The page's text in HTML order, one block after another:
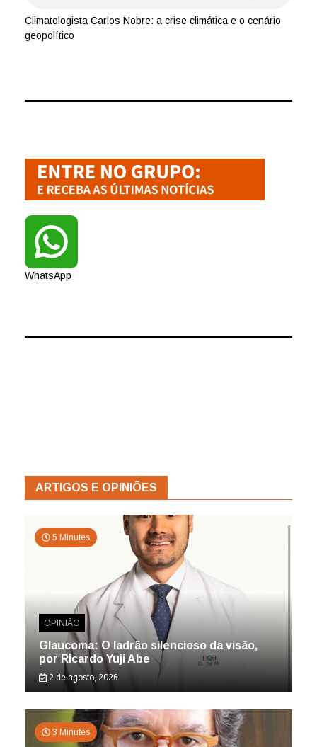
Climatologista Carlos Nobre: a crise climática e o cenário
geopolítico
WhatsApp
ARTIGOS E OPINIÕES
5 Minutes
OPINIÃO
Glaucoma: O ladrão silencioso da visão,
por Ricardo Yuji Abe
2 de agosto, 2026
3 Minutes